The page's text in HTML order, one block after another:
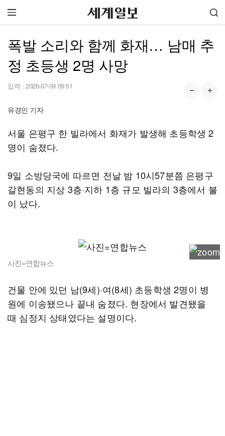
폭발 소리와 함께 화재… 남매 추
정 초등생 2명 사망
입력 : 2026-07-09 09:51
유경민 기자
서울 은평구 한 빌라에서 화재가 발생해 초등학생 2
명이 숨졌다.
9일 소방당국에 따르면 전날 밤 10시57분쯤 은평구
갈현동의 지상 3층·지하 1층 규모 빌라의 3층에서 불
이 났다.
사진=연합뉴스
건물 안에 있던 남(9세)·여(8세) 초등학생 2명이 병
원에 이송됐으나 끝내 숨졌다. 현장에서 발견됐을
때 심정지 상태였다는 설명이다.